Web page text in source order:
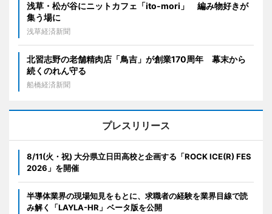
浅草・松が谷にニットカフェ「ito-mori」 編み物好きが
集う場に
浅草経済新聞
北習志野の老舗精肉店「鳥吉」が創業170周年 幕末から
続くのれん守る
船橋経済新聞
プレスリリース
8/11(火・祝) 大分県立日田高校と企画する「ROCK ICE(R) FES
2026」を開催
半導体業界の現場知見をもとに、求職者の経験を業界目線で読
み解く「LAYLA-HR」ベータ版を公開